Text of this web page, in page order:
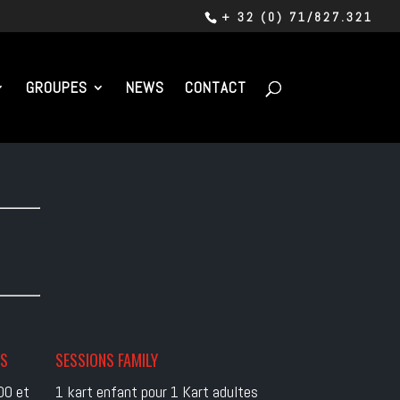
+ 32 (0) 71/827.321
GROUPES NEWS CONTACT
et
SESSIONS FAMILY
1 kart enfant pour 1 Kart adultes